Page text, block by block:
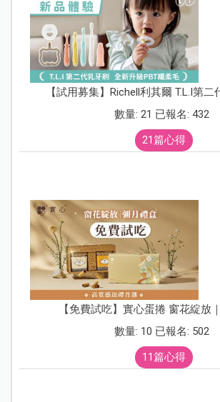
【試用募集】Richell利其爾 T.L.I第二
數量: 21 已報名: 432
21篇心得
【免費試吃】實心蛋捲 窗花綻放
數量: 10 已報名: 502
11篇心得